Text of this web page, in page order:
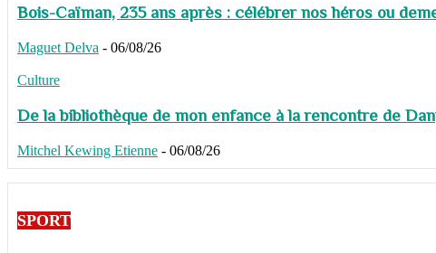
Bois-Caïman, 235 ans après : célébrer nos héros ou
Maguet Delva - 06/08/26
Culture
De la bibliothèque de mon enfance à la rencontre de
Mitchel Kewing Etienne - 06/08/26
SPORT